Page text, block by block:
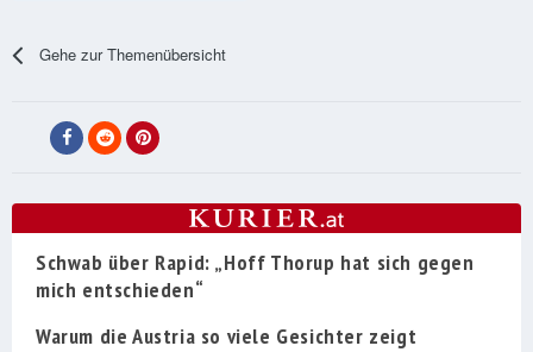
Gehe zur Themenübersicht
Schwab über Rapid: „Hoff Thorup hat sich gegen
mich entschieden“
Warum die Austria so viele Gesichter zeigt